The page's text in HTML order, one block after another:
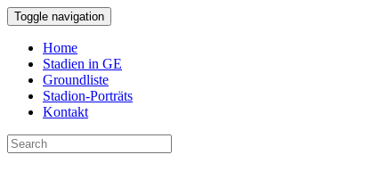
Toggle navigation
Home
Stadien in GE
Groundliste
Stadion-Porträts
Kontakt
Search
for: